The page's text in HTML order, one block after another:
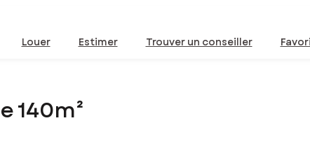
Louer Estimer Trouver un conseiller
140m²